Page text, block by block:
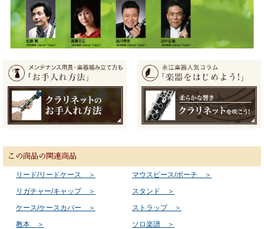
この商品の関連商品
リード/リードケース ＞
マウスピース/ポーチ ＞
リガチャー/キャップ ＞
スタンド ＞
ケース/ケースカバー ＞
ストラップ ＞
教本 ＞
ソロ楽譜 ＞